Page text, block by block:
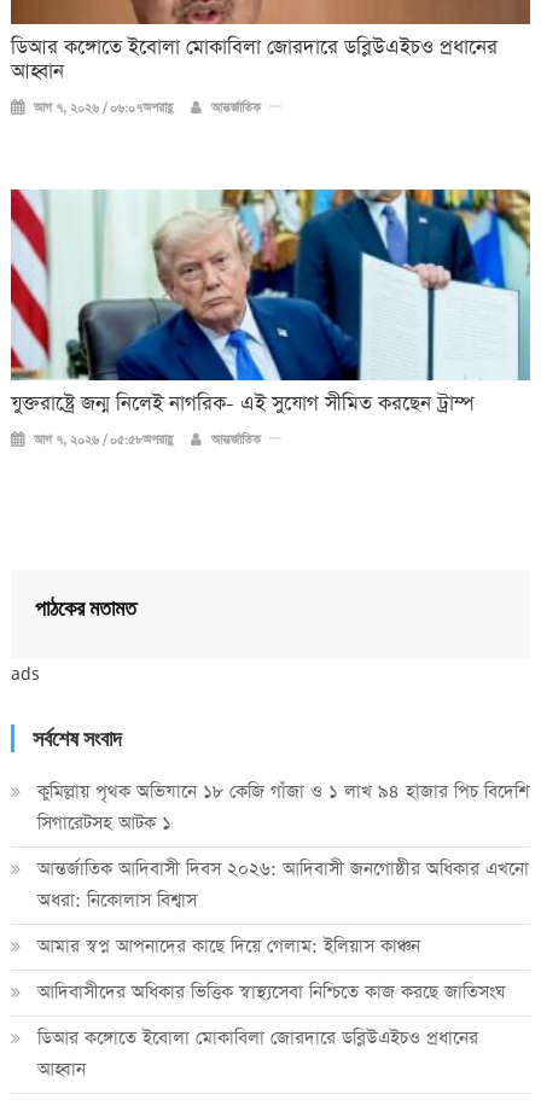
ডিআর কঙ্গোতে ইবোলা মোকাবিলা জোরদারে ডব্লিউএইচও প্রধানের
আহ্বান
আগ ৭, ২০২৬ / ০৬:০৭অপরাহ্ণ আন্তর্জাতিক
যুক্তরাষ্ট্রে জন্ম নিলেই নাগরিক- এই সুযোগ সীমিত করছেন ট্রাম্প
আগ ৭, ২০২৬ / ০৫:৫৮অপরাহ্ণ আন্তর্জাতিক
পাঠকের মতামত
ads
সর্বশেষ সংবাদ
কুমিল্লায় পৃথক অভিযানে ১৮ কেজি গাঁজা ও ১ লাখ ৯৪ হাজার পিচ বিদেশি
সিগারেটসহ আটক ১
আন্তর্জাতিক আদিবাসী দিবস ২০২৬: আদিবাসী জনগোষ্ঠীর অধিকার এখনো
অধরা: নিকোলাস বিশ্বাস
আমার স্বপ্ন আপনাদের কাছে দিয়ে গেলাম: ইলিয়াস কাঞ্চন
আদিবাসীদের অধিকার ভিত্তিক স্বাস্থ্যসেবা নিশ্চিতে কাজ করছে জাতিসংঘ
ডিআর কঙ্গোতে ইবোলা মোকাবিলা জোরদারে ডব্লিউএইচও প্রধানের
আহ্বান